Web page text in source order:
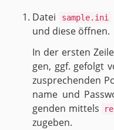
Datei sample.ini
und diese öff­nen.
In der ers­ten Zeile
gen, ggf. ge­folgt
zu­spre­chen­den
na­me und
gen­den mit­tels
zu­ge­ben.